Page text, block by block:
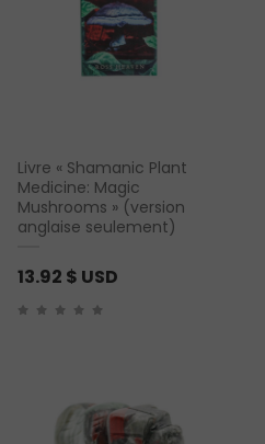
Livre « Shamanic Plant
Medicine: Magic
Mushrooms » (version
anglaise seulement)
13.92 $ USD